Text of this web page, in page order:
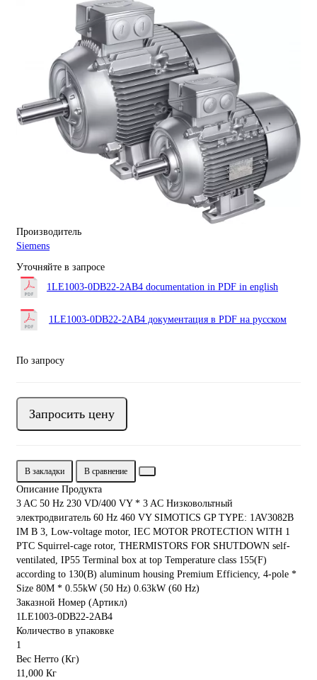
Производитель
Siemens
Уточняйте в запросе
1LE1003-0DB22-2AB4 documentation in PDF in english
1LE1003-0DB22-2AB4 документация в PDF на русском
По запросу
Запросить цену
В закладки В сравнение
Описание Продукта
3 AC 50 Hz 230 VD/400 VY * 3 AC Низковольтный
электродвигатель 60 Hz 460 VY SIMOTICS GP TYPE: 1AV3082B
IM B 3, Low-voltage motor, IEC MOTOR PROTECTION WITH 1
PTC Squirrel-cage rotor, THERMISTORS FOR SHUTDOWN self-
ventilated, IP55 Terminal box at top Temperature class 155(F)
according to 130(B) aluminum housing Premium Efficiency, 4-pole *
Size 80M * 0.55kW (50 Hz) 0.63kW (60 Hz)
Заказной Номер (Артикл)
1LE1003-0DB22-2AB4
Количество в упаковке
1
Вес Нетто (Кг)
11,000 Кг